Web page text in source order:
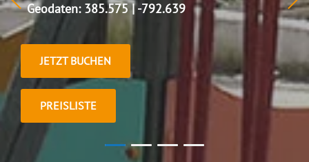
Geodaten: 385.575 | -792.639
JETZT BUCHEN
PREISLISTE